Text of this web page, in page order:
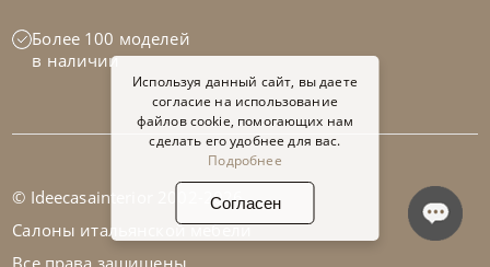
по запросу
Cattelan Italia
Стул барный Axel X
Более 100 моделей
в наличии
© Ideecasainterior 2002-2026
Салоны итальянской мебели
Все права защищены
Используя данный сайт, вы даете
согласие на использование
файлов cookie, помогающих нам
сделать его удобнее для вас.
Подробнее
Согласен